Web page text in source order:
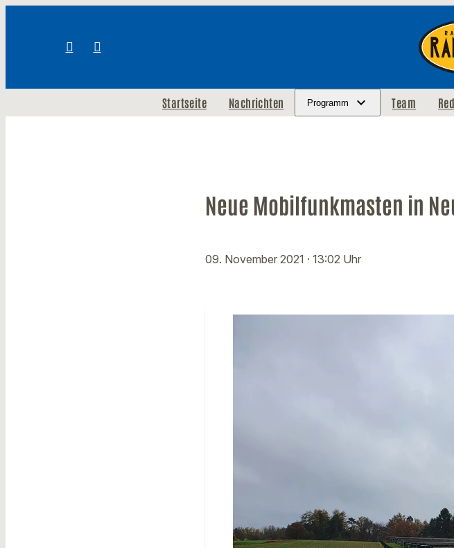
Startseite Nachrichten Programm Team
Neue Mobilfunkmasten in
09. November 2021 · 13:02 Uhr